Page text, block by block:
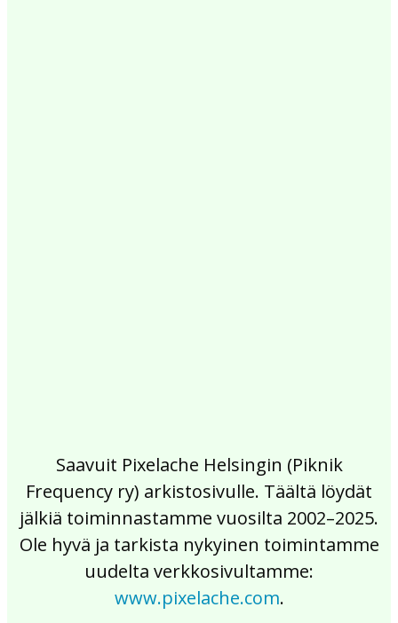
Saavuit Pixelache Helsingin (Piknik
Frequency ry) arkistosivulle. Täältä löydät
jälkiä toiminnastamme vuosilta 2002–2025.
Ole hyvä ja tarkista nykyinen toimintamme
uudelta verkkosivultamme:
www.pixelache.com.